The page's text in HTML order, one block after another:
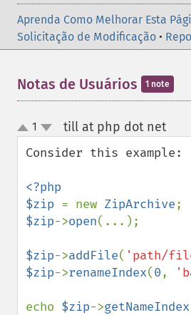
Aprenda Como Melhorar Esta
Solicitação de Modificação •
Notas de Usuários 1 note
up
down
1 till at php dot net¶
Consider this example:
<?php
$zip = new ZipArchive
$zip->open(...);
$zip->addFile( 'path/
$zip->renameIndex(0,
echo $zip->getNameIndex